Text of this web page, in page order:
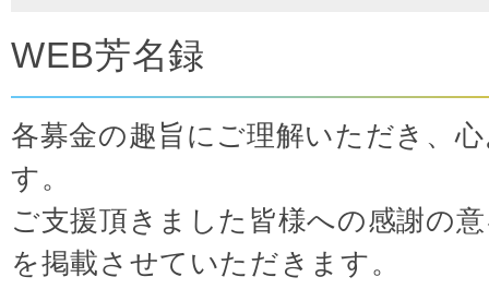
WEB芳名録
各募金の趣旨にご理解いただき、
す。
ご支援頂きました皆様への感謝の
を掲載させていただきます。